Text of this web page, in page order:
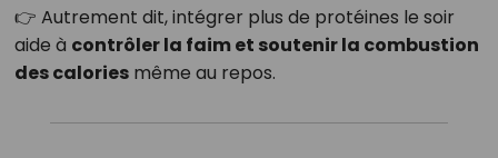
👉 Autrement dit, intégrer plus de protéines le soir
aide à contrôler la faim et soutenir la combustion
des caloriesmême au repos.